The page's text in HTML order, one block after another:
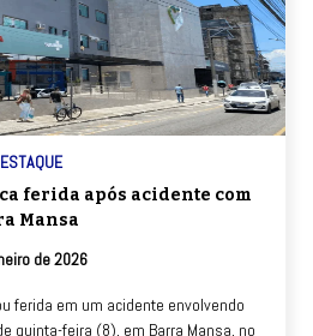
ferida após acidente com
Mansa
de 2026
ferida em um acidente envolvendo
quinta-feira (8), em Barra Mansa, no